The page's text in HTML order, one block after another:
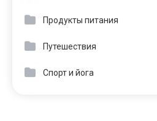
Продукты питания
Путешествия
Спорт и йога